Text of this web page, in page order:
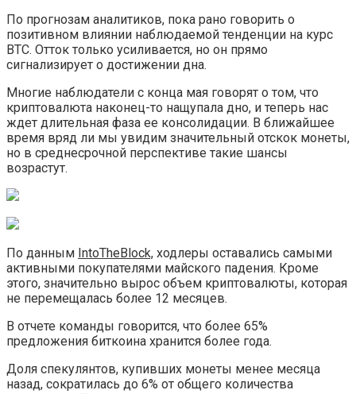
По прогнозам аналитиков, пока рано говорить о
позитивном влиянии наблюдаемой тенденции на курс
BTC. Отток только усиливается, но он прямо
сигнализирует о достижении дна.
Многие наблюдатели с конца мая говорят о том, что
криптовалюта наконец-то нащупала дно, и теперь нас
ждет длительная фаза ее консолидации. В ближайшее
время вряд ли мы увидим значительный отскок монеты,
но в среднесрочной перспективе такие шансы
возрастут.
По данным IntoTheBlock, ходлеры оставались самыми
активными покупателями майского падения. Кроме
этого, значительно вырос объем криптовалюты, которая
не перемещалась более 12 месяцев.
В отчете команды говорится, что более 65%
предложения биткоина хранится более года.
Доля спекулянтов, купивших монеты менее месяца
назад, сократилась до 6% от общего количества